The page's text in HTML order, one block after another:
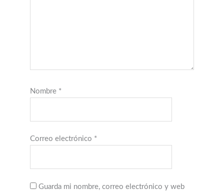
Nombre *
Correo electrónico *
Guarda mi nombre, correo electrónico y web